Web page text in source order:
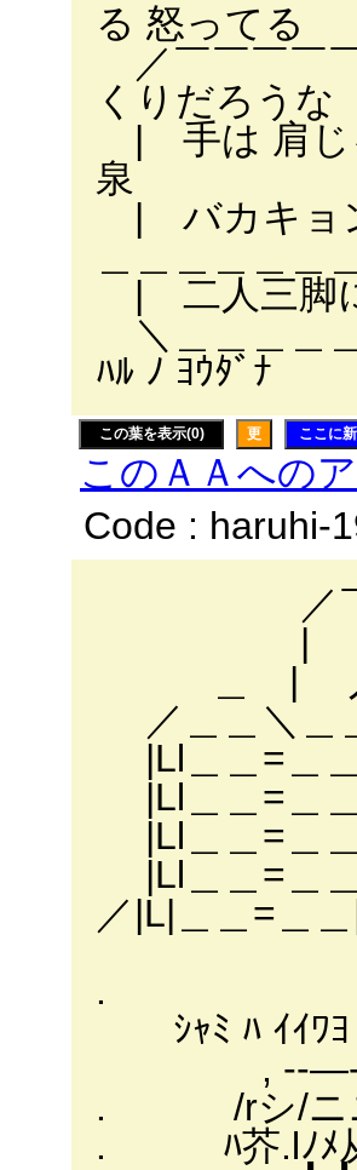
る 怒ってる
／￣￣￣￣
くりだろうな
| 手は 肩
泉
| バカキョ
| 二人三
＼＿＿
ﾊﾙ ﾉ ﾖｳﾀﾞﾅ
この葉を表示(0) 更 ここに
このＡＡへの
Code : haruhi-
／￣￣￣
| この線
＿ | 入っ
／＿＿＼＿
|Ll＿
|Ll＿＿=
|Ll
|Ll＿＿=＿
／|L|＿＿=
. /
ｼｬﾐ ﾊ
, -
. /rシ/ニ
. ﾊ芥.lﾉﾒ从